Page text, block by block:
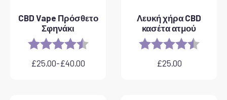
CBD Vape Πρόσθετο
Σφηνάκι
Rating: 4.8 out of 5 stars
£25.00-£40.00
Εύρος
Λευκή χήρα CBD
κασέτα ατμού
Rating: 4.6 out
£25.00